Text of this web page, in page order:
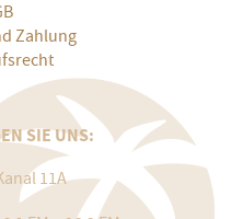
Zahlung
SIE UNS:
11A